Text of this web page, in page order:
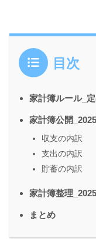
目次
家計簿ルール_
家計簿公開
収支の内訳
支出の内訳
貯蓄の内訳
家計簿整理
まとめ